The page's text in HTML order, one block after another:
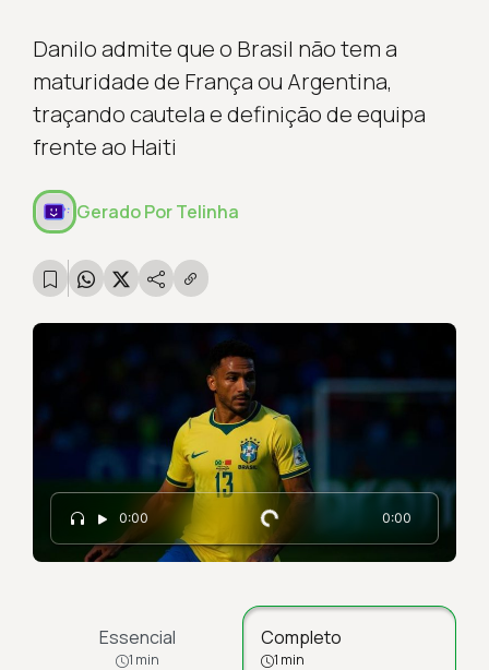
Danilo admite que o Brasil não tem a
maturidade de França ou Argentina,
traçando cautela e definição de equipa
frente ao Haiti
Gerado PorTelinha
0:00 Carregando... 0:00
Essencial
1 min
Completo
1 min